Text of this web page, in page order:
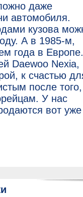
даже
автомобиля.
кузова
А в 1985-м,
года в Европе.
Daewoo Nexia,
к счастью
после того,
У нас
вот